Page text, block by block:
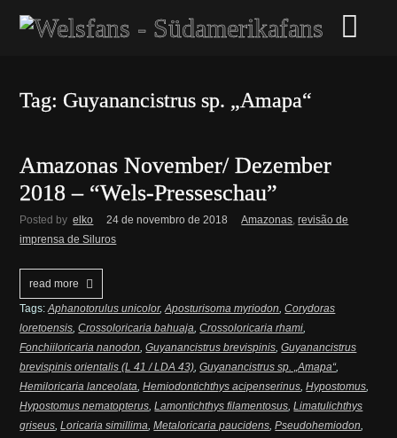
Tag: Guyanancistrus sp. „Amapa“
Amazonas November/ Dezember
2018 – “Wels-Presseschau”
Posted by elko 24 de novembro de 2018 Amazonas,revisão de
imprensa de Siluros
read more
Tags:Aphanotorulus unicolor,Aposturisoma myriodon,Corydoras
loretoensis,Crossoloricaria bahuaja,Crossoloricaria rhami,
Fonchiiloricaria nanodon,Guyanancistrus brevispinis,Guyanancistrus
brevispinis orientalis (L 41 / LDA 43),Guyanancistrus sp. „Amapa“,
Hemiloricaria lanceolata,Hemiodontichthys acipenserinus,Hypostomus,
Hypostomus nematopterus,Lamontichthys filamentosus,Limatulichthys
griseus,Loricaria simillima,Metaloricaria paucidens,Pseudohemiodon,